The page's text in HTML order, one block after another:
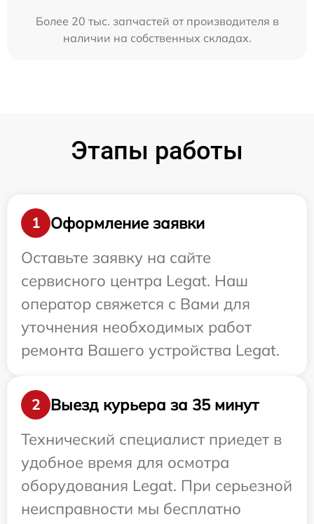
Более 20 тыс. запчастей от производителя в
наличии на собственных складах.
Этапы работы
1
Оформление заявки
Оставьте заявку на сайте
сервисного центра Legat. Наш
оператор свяжется с Вами для
уточнения необходимых работ
ремонта Вашего устройства Legat.
2
Выезд курьера за 35 минут
Технический специалист приедет в
удобное время для осмотра
оборудования Legat. При серьезной
неисправности мы бесплатно